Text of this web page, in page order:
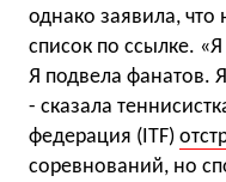
однако заявила, что
список по ссылке.
Я подвела фанатов.
- сказала
федерация (ITF)
соревнований, но